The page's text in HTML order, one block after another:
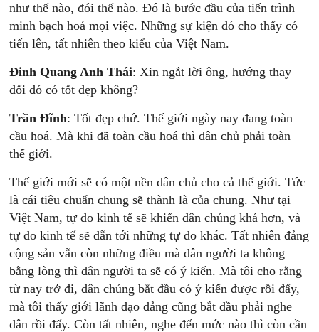
như thế nào, đói thế nào. Đó là bước đầu của tiến trình
minh bạch hoá mọi việc. Những sự kiện đó cho thấy có
tiến lên, tất nhiên theo kiểu của Việt Nam.
Đinh Quang Anh Thái: Xin ngắt lời ông, hướng thay
đổi đó có tốt đẹp không?
Trần Đĩnh: Tốt đẹp chứ. Thế giới ngày nay đang toàn
cầu hoá. Mà khi đã toàn cầu hoá thì dân chủ phải toàn
thế giới.
Thế giới mới sẽ có một nền dân chủ cho cả thế giới. Tức
là cái tiêu chuẩn chung sẽ thành là của chung. Như tại
Việt Nam, tự do kinh tế sẽ khiến dân chúng khá hơn, và
tự do kinh tế sẽ dẫn tới những tự do khác. Tất nhiên đảng
cộng sản vẫn còn những điều mà dân người ta không
bằng lòng thì dân người ta sẽ có ý kiến. Mà tôi cho rằng
từ nay trở đi, dân chúng bắt đầu có ý kiến được rồi đấy,
mà tôi thấy giới lãnh đạo đảng cũng bắt đầu phải nghe
dân rồi đấy. Còn tất nhiên, nghe đến mức nào thì còn cần